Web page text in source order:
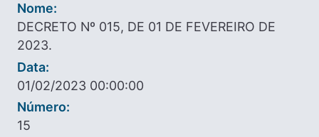
Nome:
DECRETO Nº 015, DE 01 DE FEVEREIRO DE
2023.
Data:
01/02/2023 00:00:00
Número:
15